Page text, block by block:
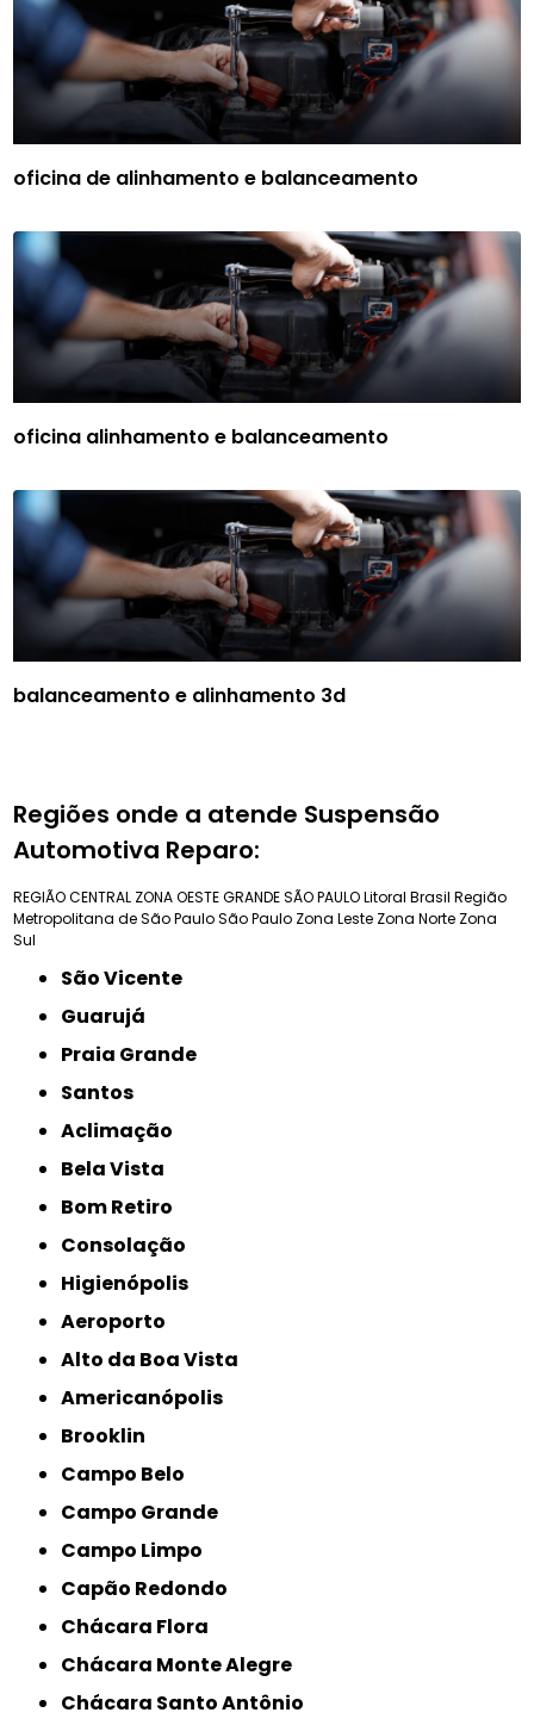
oficina de alinhamento e balanceamento
oficina alinhamento e balanceamento
balanceamento e alinhamento 3d
Regiões onde a atende Suspensão
Automotiva Reparo:
REGIÃO CENTRAL ZONA OESTEGRANDE SÃO PAULOLitoral Brasil Região
Metropolitana de São PauloSão Paulo Zona Leste Zona Norte Zona
Sul
São Vicente
Guarujá
Praia Grande
Santos
Aclimação
Bela Vista
Bom Retiro
Consolação
Higienópolis
Aeroporto
Alto da Boa Vista
Americanópolis
Brooklin
Campo Belo
Campo Grande
Campo Limpo
Capão Redondo
Chácara Flora
Chácara Monte Alegre
Chácara Santo Antônio